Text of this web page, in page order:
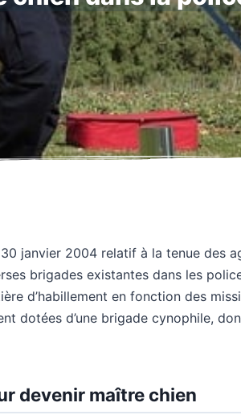
janvier 2004 relatif à la tenue des
brigades existantes dans les
d’habillement en fonction des
dotées d’une brigade cynophile,
devenir maître chien